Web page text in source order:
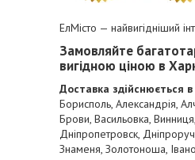
ЕлМісто — найвигідніший
Замовляйте
вигідною ціною в
Доставка здійснюється в
Борисполь, Александрія,
Брови, Васильовка,
Дніпропетровск,
Знаменя, Золотоноша,